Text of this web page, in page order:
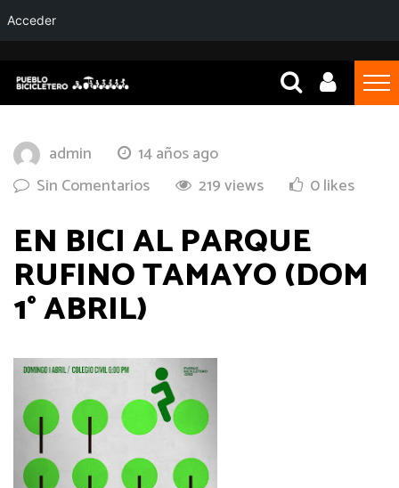
admin
14 años ago
Sin Comentarios
219 views 0 likes
EN BICI AL PARQUE
RUFINO TAMAYO (DOM
1° ABRIL)
Acceder